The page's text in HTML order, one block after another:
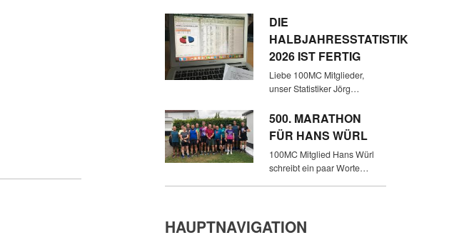
DIE
HALBJAHRESSTATISTIK
2026 IST FERTIG
Liebe 100MC Mitglieder,
unser Statistiker Jörg…
500. MARATHON
FÜR HANS WÜRL
100MC Mitglied Hans Würl
schreibt ein paar Worte…
HAUPTNAVIGATION